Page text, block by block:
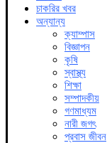
চাকরির খবর
অন্যান্য
ক্যাম্পাস
বিজ্ঞাপন
কৃষি
স্বাস্থ্য
শিক্ষা
সম্পাদকীয়
গণমাধ্যম
নারী জগৎ
প্রবাস জীবন